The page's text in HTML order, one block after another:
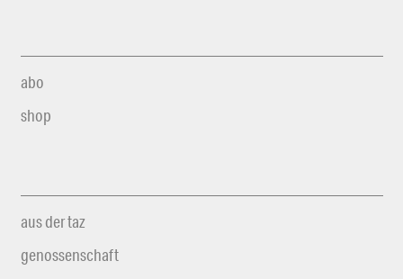
abo
shop
aus der taz
genossenschaft